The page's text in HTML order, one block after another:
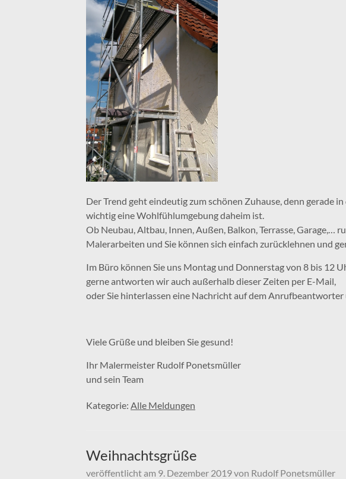
Der Trend geht eindeutig zum schönen Zuhause, denn gerade
wichtig eine Wohlfühlumgebung daheim ist.
Ob Neubau, Altbau, Innen, Außen, Balkon, Terrasse, Garage,…
Malerarbeiten und Sie können sich einfach zurücklehnen und
Im Büro können Sie uns Montag und Donnerstag von 8 bis 12
gerne antworten wir auch außerhalb dieser Zeiten per E-Mail,
oder Sie hinterlassen eine Nachricht auf dem
Viele Grüße und bleiben Sie gesund!
Ihr Malermeister Rudolf Ponetsmüller
und sein Team
Kategorie: Alle Meldungen
Weihnachtsgrüße
veröffentlicht am 9. Dezember 2019von Rudolf Ponetsmüller